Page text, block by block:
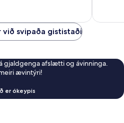
við svipaða gististaði
gjaldgenga afslætti og ávinninga.
ævintýri!
er ókeypis